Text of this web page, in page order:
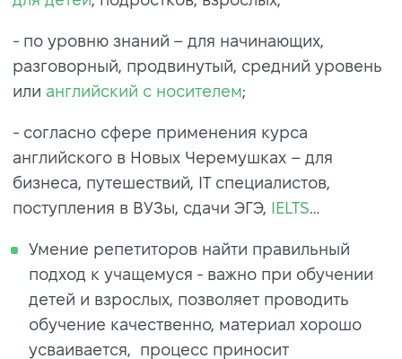
- по уровню знаний – для начинающих,
разговорный, продвинутый, средний уровень
или английский с носителем;
- согласно сфере применения курса
английского в Новых Черемушках – для
бизнеса, путешествий, IT специалистов,
поступления в ВУЗы, сдачи ЭГЭ, IELTS…
Умение репетиторов найти правильный
подход к учащемуся - важно при обучении
детей и взрослых, позволяет проводить
обучение качественно, материал хорошо
усваивается, процесс приносит